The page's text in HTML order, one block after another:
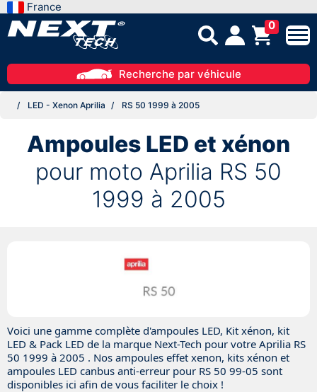
France
0
Recherche par véhicule
LED - Xenon Aprilia RS 50 1999 à 2005
Ampoules LED et xénon
pour moto Aprilia RS 50
1999 à 2005
Voici une gamme complète d'ampoules LED, Kit xénon, kit
LED & Pack LED de la marque Next-Tech pour votre Aprilia RS
50 1999 à 2005 . Nos ampoules effet xenon, kits xénon et
ampoules LED canbus anti-erreur pour RS 50 99-05 sont
disponibles ici afin de vous faciliter le choix !